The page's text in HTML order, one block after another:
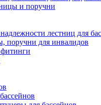
и поручни
лестниц для
поручни для инвалидов